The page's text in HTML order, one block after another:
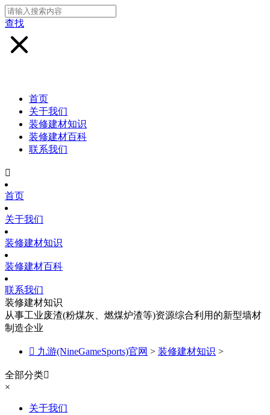
查找
首页
关于我们
装修建材知识
装修建材百科
联系我们

首页
关于我们
装修建材知识
装修建材百科
联系我们
装修建材知识
从事工业废渣(粉煤灰、燃煤炉渣等)资源综合利用的新型墙材
制造企业
 九游(NineGameSports)官网 > 装修建材知识 >
全部分类
×
关于我们